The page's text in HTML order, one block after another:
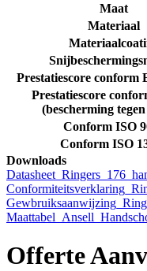
Maat
Materiaal
Prestatiescore conform
Prestatiescore
(bescherming
Conform ISO
Conform ISO
Downloads
Offerte